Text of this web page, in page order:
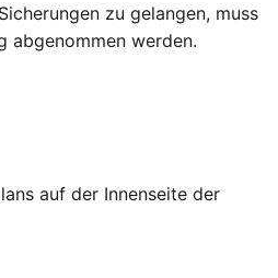
zu gelangen, muss
abgenommen werden.
auf der Innenseite der